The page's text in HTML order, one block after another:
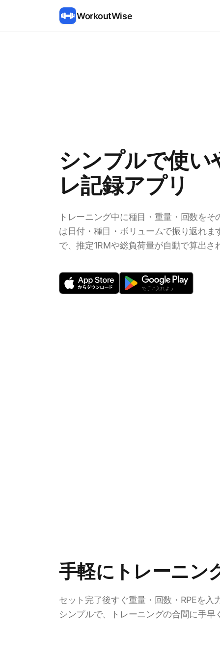
WorkoutWise
シンプルで使い
レ記録アプリ
トレーニング中に種目・重量・回数を
は日付・種目・ボリュームで振り返れま
で、推定1RMや総負荷量が自動で算出さ
手軽にトレーニン
セット完了後すぐ重量・回数・RPEを入
シンプルで、トレーニングの合間に手早